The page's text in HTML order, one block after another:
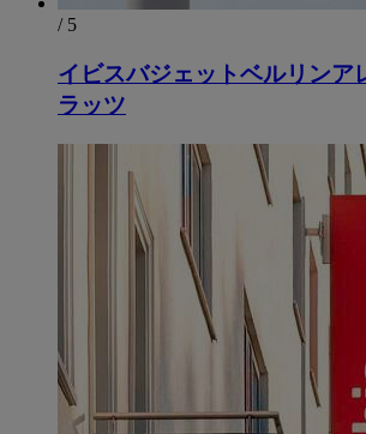
/ 5
イビスバジェットベルリンア
ラッツ